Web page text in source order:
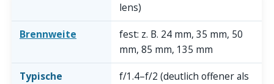
lens)
Brennweite
fest: z. B. 24 mm, 35 mm, 50
mm, 85 mm, 135 mm
Typische
f/1.4–f/2 (deutlich offener als